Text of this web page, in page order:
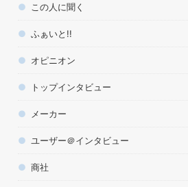
この人に聞く
ふぁいと!!
オピニオン
トップインタビュー
メーカー
ユーザー＠インタビュー
商社